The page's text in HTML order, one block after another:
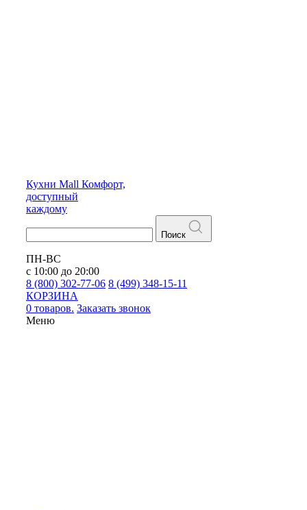
Кухни Mall Комфорт,
доступный
каждому
Поиск
ПН-ВС
с 10:00 до 20:00
8 (800) 302-77-06 8 (499) 348-15-11
КОРЗИНА
0 товаров. Заказать звонок
Меню